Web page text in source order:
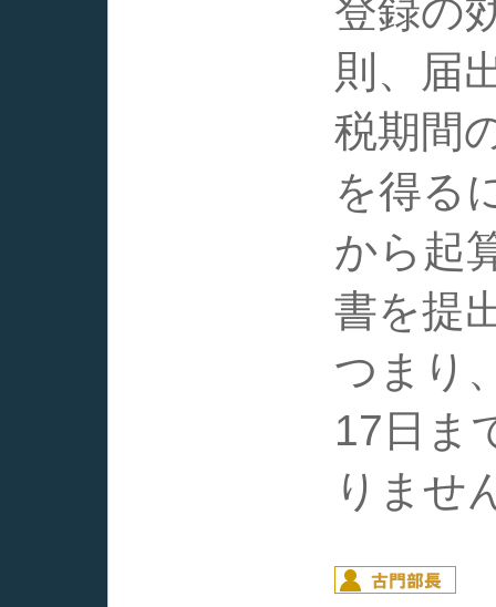
登録の
則、届
税期間
を得る
から起
書を提
つまり
17日ま
りませ